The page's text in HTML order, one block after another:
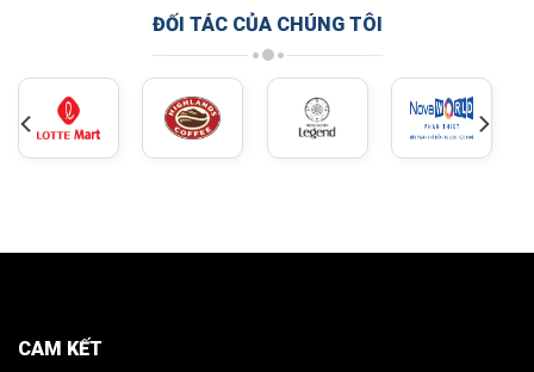
ĐỐI TÁC CỦA CHÚNG TÔI
CAM KẾT